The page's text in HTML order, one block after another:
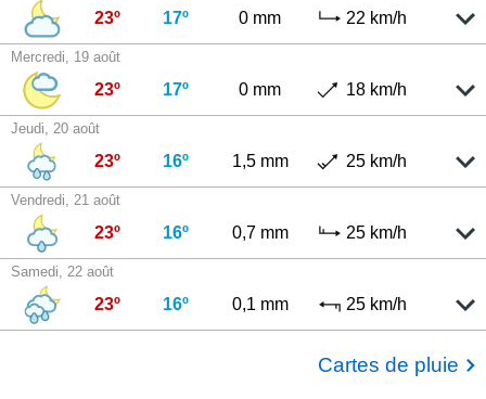
23º 17º 0 mm 22 km/h
Mercredi, 19 août
23º 17º 0 mm 18 km/h
Jeudi, 20 août
23º 16º 1,5 mm 25 km/h
Vendredi, 21 août
23º 16º 0,7 mm 25 km/h
Samedi, 22 août
23º 16º 0,1 mm 25 km/h
Cartes de pluie